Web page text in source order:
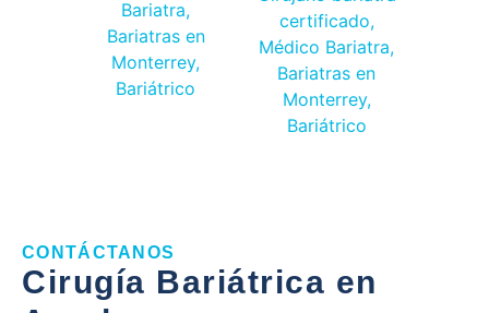
CONTÁCTANOS
Cirugía Bariátrica en